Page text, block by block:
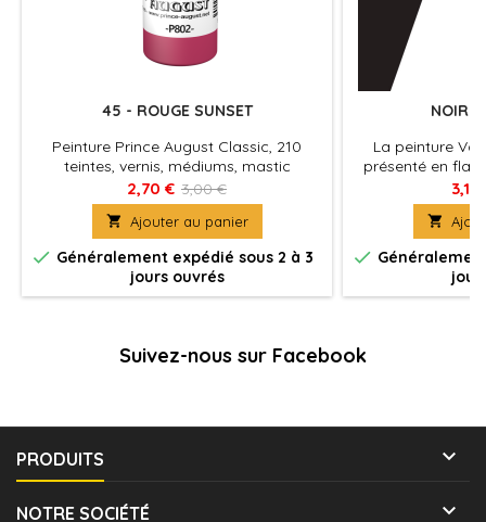
45 - ROUGE SUNSET
Peinture Prince August Classic, 210
teintes, vernis, médiums, mastic
plastique, masque liquide, retardateur à
lunité. La plus large palette acrylique
pour satisfaire les plus exigeants.
2,70 € 3,00 €
 Ajouter au panier
 Généralement expédié sous 2 à 3
jours ouvrés
NOIR -
La peinture
présenté en
avec
présentation
s'évapore et
flacon. Des
être utilisées et
être
3,15


Suivez-nous sur Facebook
PRODUITS 
NOTRE SOCIÉTÉ 